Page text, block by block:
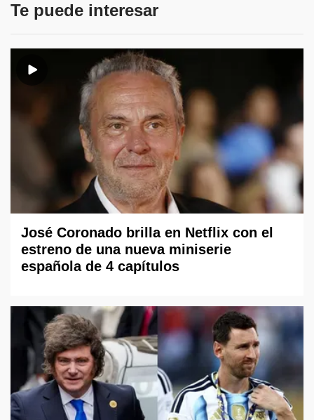
Te puede interesar
José Coronado brilla en Netflix con el
estreno de una nueva miniserie
española de 4 capítulos